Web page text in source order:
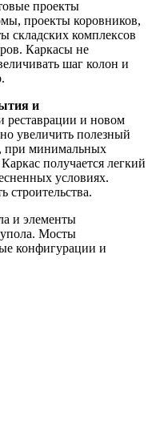
проекты
проекты коровников,
складских комплексов
Каркасы не
шаг колон и
и
реставрации и новом
увеличить полезный
при минимальных
получается легкий
условиях.
строительства.
и элементы
Мосты
конфигурации и